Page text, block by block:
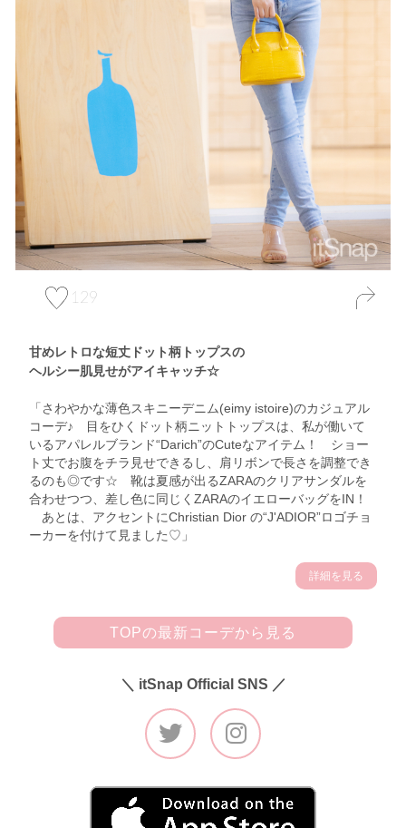
129
甘めレトロな短丈ドット柄トップスの
ヘルシー肌見せがアイキャッチ☆
「さわやかな薄色スキニーデニム(eimy istoire)のカジュアル
コーデ♪ 目をひくドット柄ニットトップスは、私が働いて
いるアパレルブランド“Darich”のCuteなアイテム！ ショー
ト丈でお腹をチラ見せできるし、肩リボンで長さを調整でき
るのも◎です☆ 靴は夏感が出るZARAのクリアサンダルを
合わせつつ、差し色に同じくZARAのイエローバッグをIN！
あとは、アクセントにChristian Dior の“J'ADIOR”ロゴチョ
ーカーを付けて見ました♡」
詳細を見る
TOPの最新コーデから見る
＼ itSnap Official SNS ／